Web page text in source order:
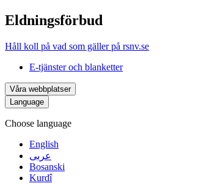
Eldningsförbud
Håll koll på vad som gäller på rsnv.se
E-tjänster och blanketter
Våra webbplatser
Language
Choose language
English
عربى
Bosanski
Kurdî